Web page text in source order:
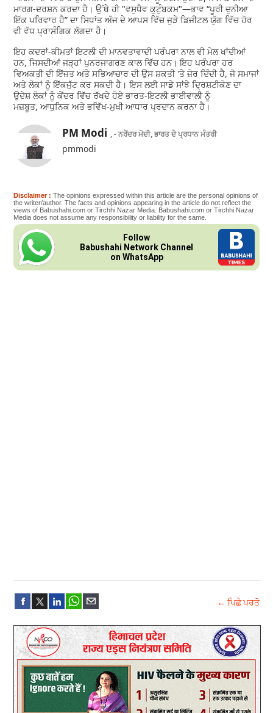
ਮਾਰਗ-ਦਰਸ਼ਨ ਕਰਦਾ ਹੈ। ਉੱਥੇ ਹੀ "ਵਸੁਧੈਵ ਕੁਟੁੰਬਕਮ"—ਭਾਵ “ਪੂਰੀ ਦੁਨੀਆ
ਇੱਕ ਪਰਿਵਾਰ ਹੈ” ਦਾ ਸਿਧਾਂਤ ਅੱਜ ਦੇ ਆਪਸ ਵਿੱਚ ਜੁੜੇ ਡਿਜੀਟਲ ਯੁੱਗ ਵਿੱਚ ਹੋਰ
ਵੀ ਵੱਧ ਪ੍ਰਾਸੰਗਿਕ ਲੱਗਦਾ ਹੈ।
ਇਹ ਕਦਰਾਂ-ਕੀਮਤਾਂ ਇਟਲੀ ਦੀ ਮਾਨਵਤਾਵਾਦੀ ਪਰੰਪਰਾ ਨਾਲ ਵੀ ਮੇਲ ਖਾਂਦੀਆਂ
ਹਨ, ਜਿਸਦੀਆਂ ਜੜ੍ਹਾਂ ਪੁਨਰਜਾਗਰਣ ਕਾਲ ਵਿੱਚ ਹਨ। ਇਹ ਪਰੰਪਰਾ ਹਰ
ਵਿਅਕਤੀ ਦੀ ਇੱਜ਼ਤ ਅਤੇ ਸਭਿਆਚਾਰ ਦੀ ਉਸ ਸ਼ਕਤੀ 'ਤੇ ਜ਼ੋਰ ਦਿੰਦੀ ਹੈ, ਜੋ ਸਮਾਜਾਂ
ਅਤੇ ਲੋਕਾਂ ਨੂੰ ਇੱਕਜੁੱਟ ਕਰ ਸਕਦੀ ਹੈ। ਇਸ ਲਈ ਸਾਡੇ ਸਾਂਝੇ ਦ੍ਰਿਸ਼ਟੀਕੋਣ ਦਾ
ਉਦੇਸ਼ ਲੋਕਾਂ ਨੂੰ ਕੇਂਦਰ ਵਿੱਚ ਰੱਖਦੇ ਹੋਏ ਭਾਰਤ-ਇਟਲੀ ਭਾਈਵਾਲੀ ਨੂੰ
ਮਜ਼ਬੂਤ, ਆਧੁਨਿਕ ਅਤੇ ਭਵਿੱਖ-ਮੁਖੀ ਆਧਾਰ ਪ੍ਰਦਾਨ ਕਰਨਾ ਹੈ।
PM Modi , - ਨਰੇਂਦਰ ਮੋਦੀ, ਭਾਰਤ ਦੇ ਪ੍ਰਧਾਨ ਮੰਤਰੀ
pmmodi
Disclaimer : The opinions expressed within this article are the personal opinions of
the writer/author. The facts and opinions appearing in the article do not reflect the
views of Babushahi.com or Tirchhi Nazar Media. Babushahi.com or Tirchhi Nazar
Media does not assume any responsibility or liability for the same.
Follow
Babushahi Network Channel
on WhatsApp
← ਪਿਛੇ ਪਰਤੋ